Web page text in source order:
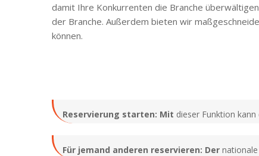
damit Ihre Konkurrenten die Branche
der Branche. Außerdem bieten wir
können.
Reservierung starten: Mit dieser Funktion
Für jemand anderen reservieren: Der